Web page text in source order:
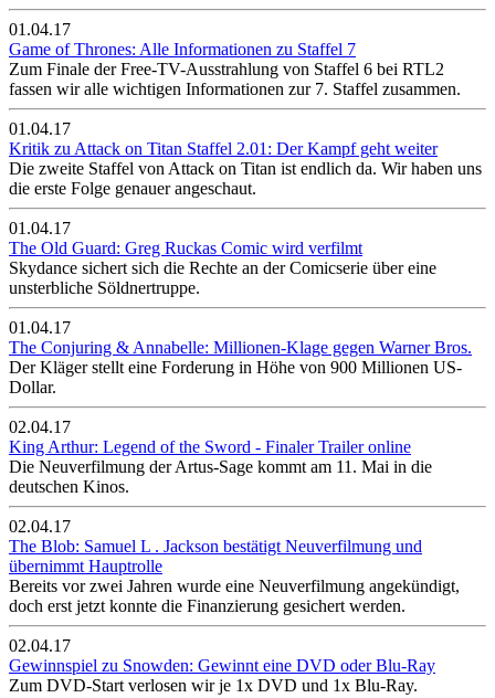
01.04.17
Game of Thrones: Alle Informationen zu Staffel 7
Zum Finale der Free-TV-Ausstrahlung von Staffel 6 bei RTL2
fassen wir alle wichtigen Informationen zur 7. Staffel zusammen.
01.04.17
Kritik zu Attack on Titan Staffel 2.01: Der Kampf geht weiter
Die zweite Staffel von Attack on Titan ist endlich da. Wir haben uns
die erste Folge genauer angeschaut.
01.04.17
The Old Guard: Greg Ruckas Comic wird verfilmt
Skydance sichert sich die Rechte an der Comicserie über eine
unsterbliche Söldnertruppe.
01.04.17
The Conjuring & Annabelle: Millionen-Klage gegen Warner Bros.
Der Kläger stellt eine Forderung in Höhe von 900 Millionen US-
Dollar.
02.04.17
King Arthur: Legend of the Sword - Finaler Trailer online
Die Neuverfilmung der Artus-Sage kommt am 11. Mai in die
deutschen Kinos.
02.04.17
The Blob: Samuel L . Jackson bestätigt Neuverfilmung und
übernimmt Hauptrolle
Bereits vor zwei Jahren wurde eine Neuverfilmung angekündigt,
doch erst jetzt konnte die Finanzierung gesichert werden.
02.04.17
Gewinnspiel zu Snowden: Gewinnt eine DVD oder Blu-Ray
Zum DVD-Start verlosen wir je 1x DVD und 1x Blu-Ray.